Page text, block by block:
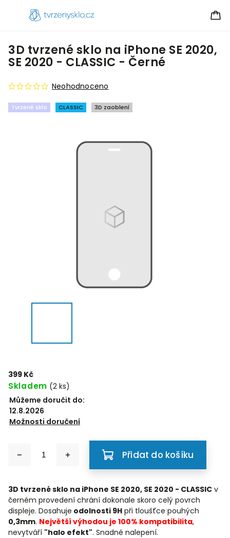
3D tvrzené sklo na iPhone SE 2020,
SE 2020 - CLASSIC - Černé
Tvrzené sklo CLASSIC 3D zaoblení
Neohodnoceno
399 Kč
Skladem (2 ks)
Můžeme doručit do:
12.8.2026
Možnosti doručení
Přidat do košíku
3D tvrzené sklo na iPhone SE 2020, SE 2020 - CLASSIC v
černém provedení chrání dokonale skoro celý povrch
displeje. Dosahuje odolnosti 9H při tloušťce pouhých
0,3mm. Největší výhodou je 100% kompatibilita,
nevytváří "halo efekt". Snadné nalepení.